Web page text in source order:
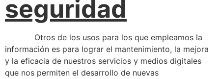
seguridad
Otros de los usos para los que empleamos la
información es para lograr el mantenimiento, la mejora
y la eficacia de nuestros servicios y medios digitales
que nos permiten el desarrollo de nuevas